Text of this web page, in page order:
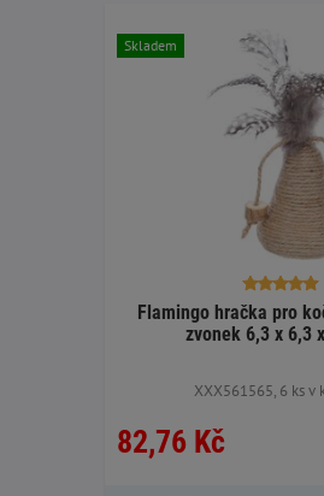
Flamingo hračka pro
zvonek 6,3 x 6,3
XXX561565, 6 ks v
82,76 Kč
Skladem